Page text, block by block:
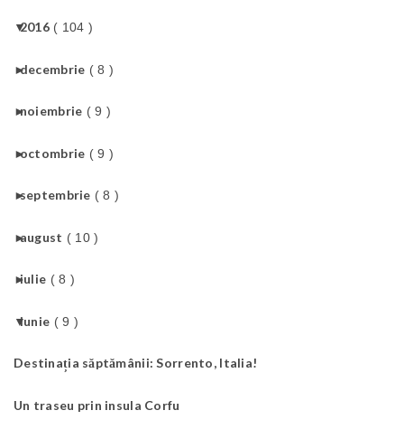
▼
2016 ( 104 )
►
decembrie ( 8 )
►
noiembrie ( 9 )
►
octombrie ( 9 )
►
septembrie ( 8 )
►
august ( 10 )
►
iulie ( 8 )
▼
iunie ( 9 )
Destinația săptămânii: Sorrento, Italia!
Un traseu prin insula Corfu